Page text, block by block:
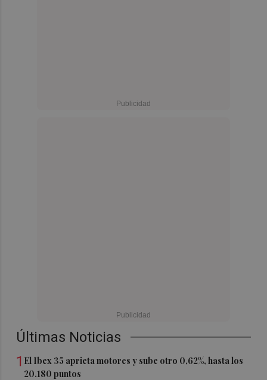
Últimas Noticias
1 El Ibex 35 aprieta motores y sube otro 0,62%, hasta los
20.180 puntos